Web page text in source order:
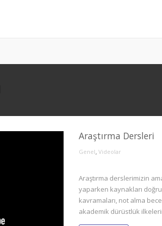
Araştırma Dersleri
Genel, Videolar
Araştırma derslerimizin
yaparken kaynakları
kavramaları, not alma
akademik dürüstlük